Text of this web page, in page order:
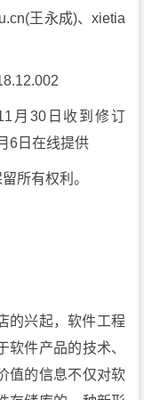
王永成)、xietia
月30日收到修订
6日在线提供
所有权利。
的兴起，软件工程
件产品的技术、
值的信息不仅对软